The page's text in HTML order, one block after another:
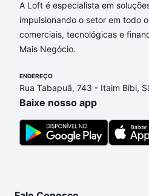
Aqui na Loft temos a oferta
Apartamentos com 4 vagas
Francisco, Águas de
imobiliário as parcelas
orçamento. Se ainda tem
envolvidos no processo de
portal quanto custa comprar
conte com a gente para
A Loft é especialista em
impulsionando o setor em todo
comerciais, tecnológicas e
Mais Negócio.
ENDEREÇO
Rua Tabapuã, 743 - Itaim Bibi,
Baixe nosso app